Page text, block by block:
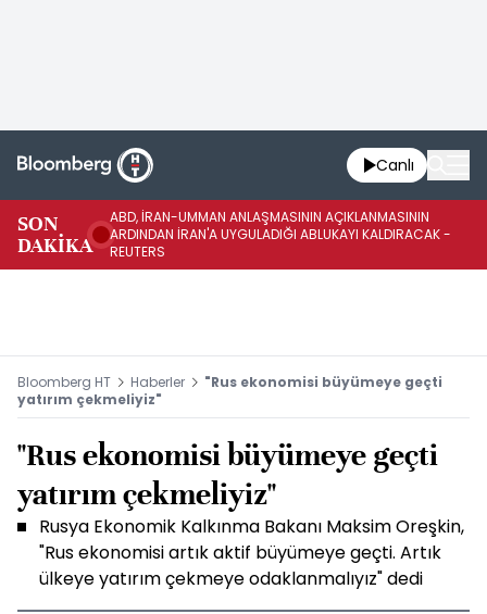
Canlı
SON
DAKİKA
ABD, İRAN-UMMAN ANLAŞMASININ AÇIKLANMASININ
ARDINDAN İRAN'A UYGULADIĞI ABLUKAYI KALDIRACAK -
REUTERS
Bloomberg HT Haberler
"Rus ekonomisi büyümeye geçti
yatırım çekmeliyiz"
"Rus ekonomisi büyümeye geçti
yatırım çekmeliyiz"
Rusya Ekonomik Kalkınma Bakanı Maksim Oreşkin,
"Rus ekonomisi artık aktif büyümeye geçti. Artık
ülkeye yatırım çekmeye odaklanmalıyız" dedi